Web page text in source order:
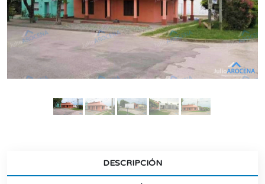
DESCRIPCIÓN